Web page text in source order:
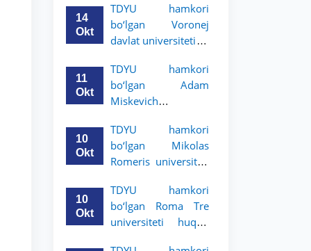
akademik mobillik
dasturini e’lon qildi
14
Okt
TDYU hamkori
bo‘lgan Voronej
davlat universiteti 2-
uchun akademik
mobillik dasturini
e’lon qildi
11
Okt
TDYU hamkori
bo‘lgan Adam
Miskevich
bosqich talabalari
uchun akademik
mobillik dasturini
10
Okt
TDYU hamkori
bo‘lgan Mikolas
Romeris universiteti
uchun akademik
mobillik dasturini
e’lon qildi
10
Okt
TDYU hamkori
bo‘lgan Roma Tre
universiteti huquq